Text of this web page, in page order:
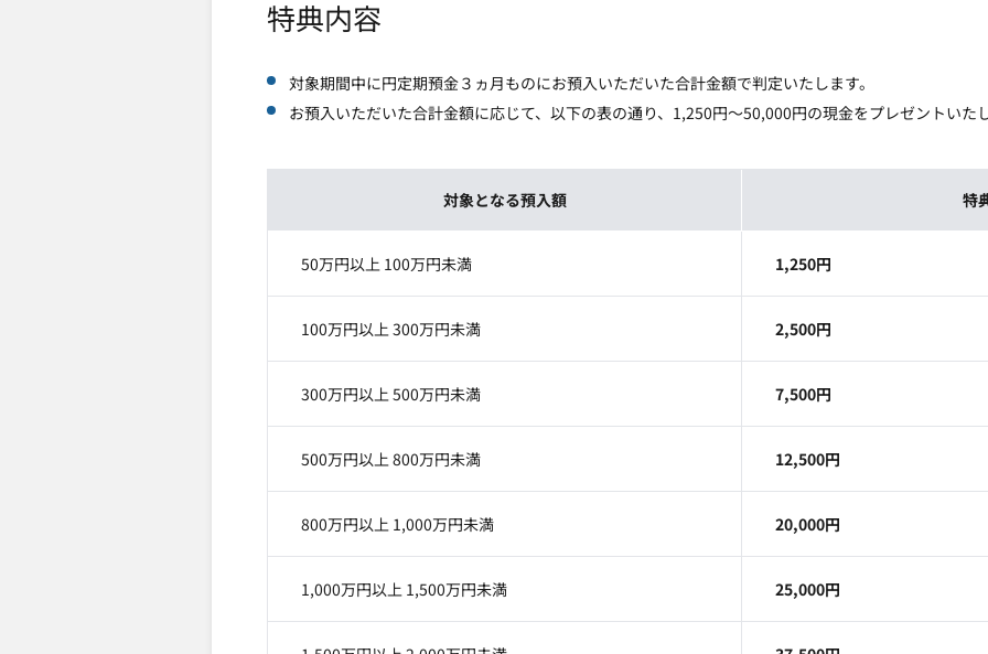
特典内容
対象期間中に円定期預金３ヵ月ものにお預入いただいた合計金額で判定いたします。
お預入いただいた合計金額に応じて、以下の表の通り、1,250円～50,000円の現金をプレゼントいたし
対象となる預入額 特
50万円以上 100万円未満 1,250円
100万円以上 300万円未満 2,500円
300万円以上 500万円未満 7,500円
500万円以上 800万円未満 12,500円
800万円以上 1,000万円未満 20,000円
1,000万円以上 1,500万円未満 25,000円